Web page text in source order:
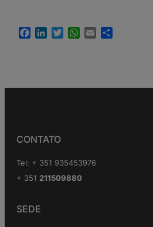
Facebook
LinkedInTwitterWhatsApp
Email
CONTATO
Tel: + 351 935453976
+ 351 211509880
SEDE